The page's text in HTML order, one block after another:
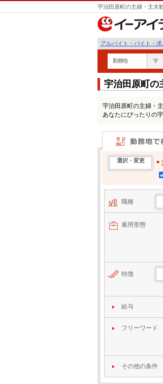
宇治田原町の主婦・主夫
アルバイト・バイト・
勤務地
宇治田原町の
宇治田原町の主婦・
あなたにぴったりの
勤務地で検索
選択・変更
職種
雇用形態
特徴
給与
フリーワード
その他の条件